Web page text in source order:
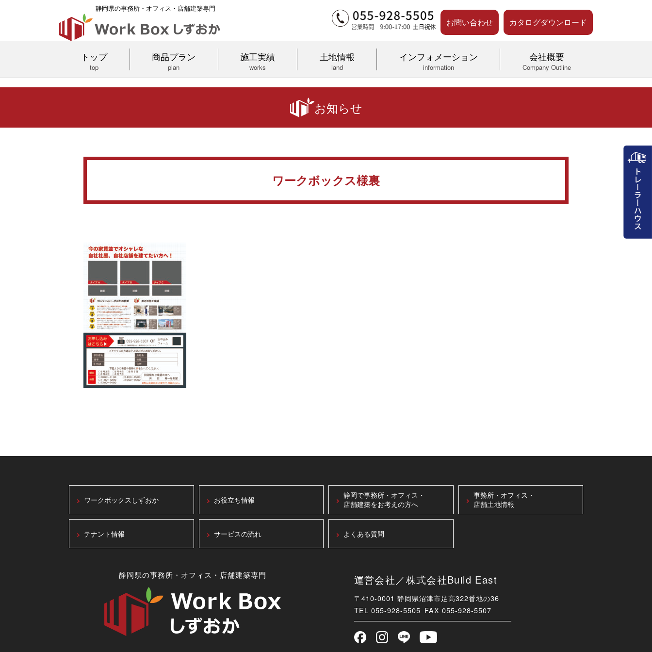
静岡県の事務所・オフィス・店舗建築専門
お問い合わせ カタログダウンロード
トップ
top
商品プラン
plan
施工実績
works
土地情報
land
インフォメーション
information
会社概要
Company Outline
お知らせ
ワークボックス様裏
ワークボックスしずおか お役立ち情報
静岡で事務所・オフィス・
店舗建築をお考えの方へ
事務所・オフィス・
店舗土地情報
テナント情報 サービスの流れ よくある質問
静岡県の事務所・オフィス・店舗建築専門 運営会社／株式会社Build East
〒410-0001 静岡県沼津市足高322番地の36
TEL 055-928-5505 FAX 055-928-5507